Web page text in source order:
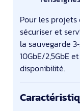
Pour les projets
sécuriser et
la sauvegarde
10GbE/2,5GbE
disponibilité.